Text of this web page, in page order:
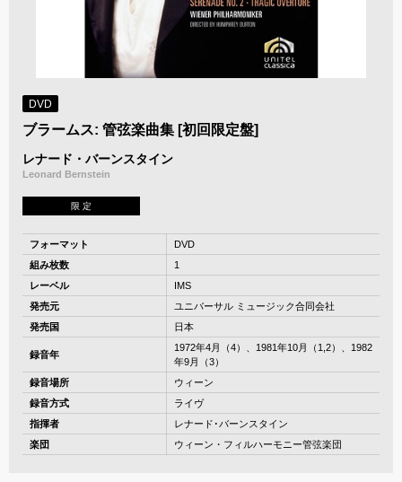
DVD
ブラームス: 管弦楽曲集 [初回限定盤]
レナード・バーンスタイン
Leonard Bernstein
限 定
フォーマット
DVD
組み枚数
1
レーベル
IMS
発売元
ユニバーサル ミュージック合同会社
発売国
日本
録音年
1972年4月（4）、1981年10月（1,2）、1982
年9月（3）
録音場所
ウィーン
録音方式
ライヴ
指揮者
レナード･バーンスタイン
楽団
ウィーン・フィルハーモニー管弦楽団